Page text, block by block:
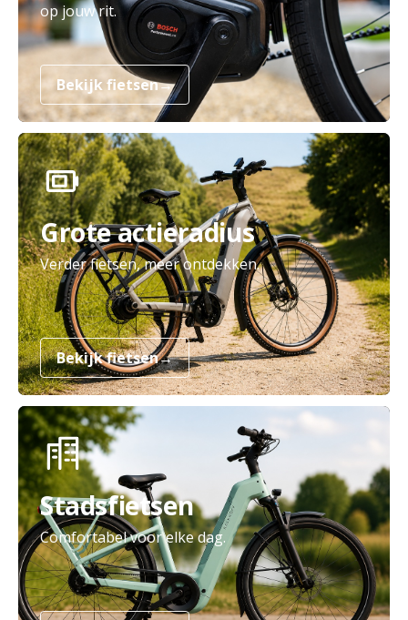
op jouw rit.
Bekijk fietsen→
Grote actieradius
Verder fietsen, meer ontdekken.
Bekijk fietsen→
Stadsfietsen
Comfortabel voor elke dag.